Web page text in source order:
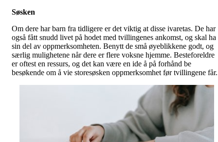
Søsken
Om dere har barn fra tidligere er det viktig at disse ivaretas. De har
også fått snudd livet på hodet med tvillingenes ankomst, og skal ha
sin del av oppmerksomheten. Benytt de små øyeblikkene godt, og
særlig mulighetene når dere er flere voksne hjemme. Besteforeldre
er oftest en ressurs, og det kan være en ide å på forhånd be
besøkende om å vie storesøsken oppmerksomhet før tvillingene får.